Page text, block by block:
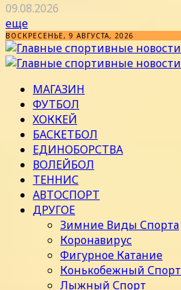
09.08.2026
еще
ВОСКРЕСЕНЬЕ, 9 АВГУСТА, 2026
МАГАЗИН
ФУТБОЛ
ХОККЕЙ
БАСКЕТБОЛ
ЕДИНОБОРСТВА
ВОЛЕЙБОЛ
ТЕННИС
АВТОСПОРТ
ДРУГОЕ
Зимние Виды Спорта
Коронавирус
Фигурное Катание
Конькобежный Спорт
Лыжный Спорт